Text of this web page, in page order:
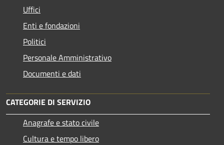
Uffici
Enti e fondazioni
Politici
Personale Amministrativo
Documenti e dati
CATEGORIE DI SERVIZIO
Anagrafe e stato civile
Cultura e tempo libero